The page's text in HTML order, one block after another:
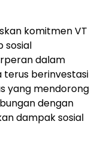
komitmen VT
sosial
dalam
terus berinvestasi
yang mendorong
dengan
dampak sosial